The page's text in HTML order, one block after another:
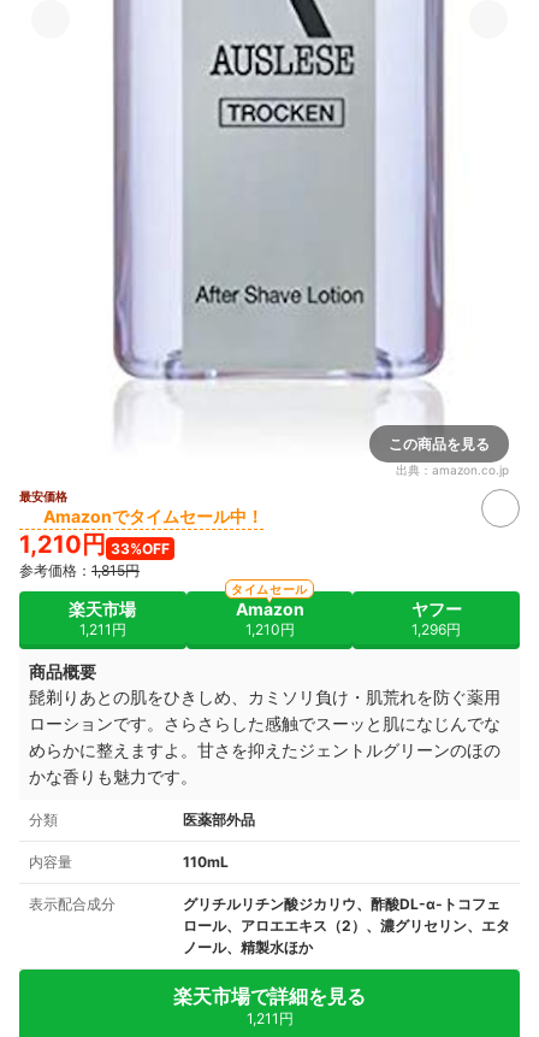
この商品を見る
出典： amazon.co.jp
最安価格
Amazonでタイムセール中！
1,210円 33%OFF
参考価格： 1,815円
楽天市場
1,211円
Amazon
1,210円
タイムセール
ヤフー
1,296円
商品概要
髭剃りあとの肌をひきしめ、カミソリ負け・肌荒れを防ぐ薬用
ローションです。さらさらした感触でスーッと肌になじんでな
めらかに整えますよ。甘さを抑えたジェントルグリーンのほの
かな香りも魅力です。
分類 医薬部外品
内容量 110mL
表示配合成分
グリチルリチン酸ジカリウ、酢酸DL-α-トコフェ
ロール、アロエエキス（2）、濃グリセリン、エタ
ノール、精製水ほか
楽天市場で詳細を見る
1,211円